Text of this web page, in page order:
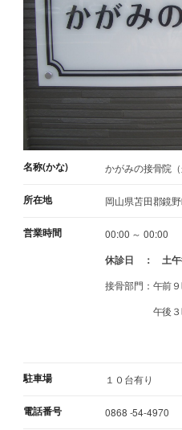
名称(かな) かがみの接骨院
所在地 岡山県苫田郡鏡
営業時間 00:00 ～ 00:00
休診日 ： 土午
接骨部門：午前
午後３時
駐車場 １０台有り
電話番号 0868 -54-4970